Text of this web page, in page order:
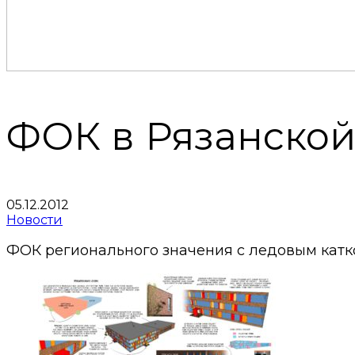
ФОК в
05.12.2012
Новости
ФОК регионального значения с ледовым